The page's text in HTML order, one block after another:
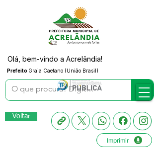
Prefeito Graia Caetano (União Brasil)
Olá, bem-vindo a Acrelândia!
Voltar
Imprimir